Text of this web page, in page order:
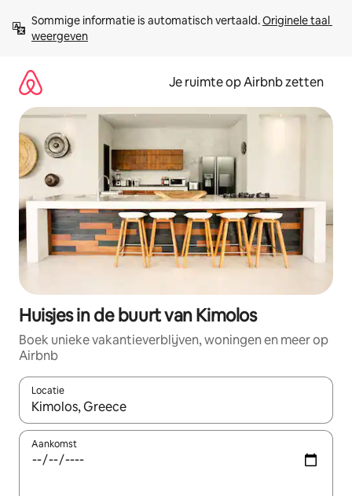
direct
naar
Sommige informatie is automatisch vertaald. Originele taal
weergeven
Je ruimte op Airbnb zetten
Huisjes in de buurt van Kimolos
Boek unieke vakantieverblijven, woningen en meer op
Airbnb
Locatie
Wanneer er suggesties beschikbaar zijn, maak je een keuze
Aankomst